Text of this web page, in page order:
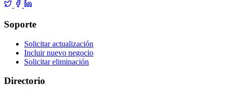
Soporte
Solicitar actualización
Incluir nuevo negocio
Solicitar eliminación
Directorio